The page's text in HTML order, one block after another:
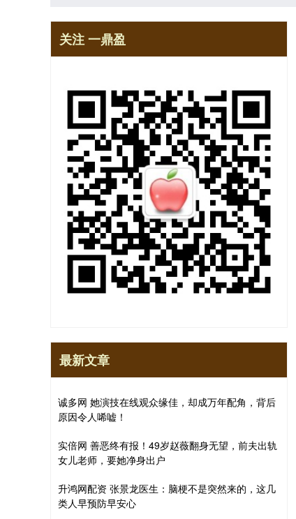
关注 一鼎盈
最新文章
诚多网 她演技在线观众缘佳，却成万年配角，背后
原因令人唏嘘！
实倍网 善恶终有报！49岁赵薇翻身无望，前夫出轨
女儿老师，要她净身出户
升鸿网配资 张景龙医生：脑梗不是突然来的，这几
类人早预防早安心